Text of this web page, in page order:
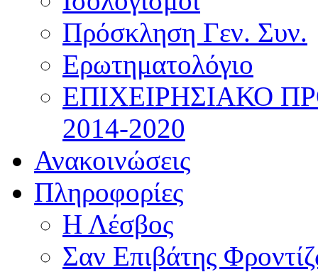
Πρόσκληση Γεν. Συν.
Ερωτηματολόγιο
ΕΠΙΧΕΙΡΗΣΙΑΚΟ
2014-2020
Ανακοινώσεις
Πληροφορίες
Η Λέσβος
Σαν Επιβάτης